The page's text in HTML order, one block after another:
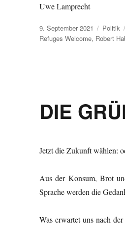
Uwe Lamprecht
Veröffentlicht
am
9. September 2021 Politik
Refuges Welcome, Robert
DIE
Jetzt die Zukunft wählen:
Aus der Konsum, Brot
Sprache werden die
Was erwartet uns nach